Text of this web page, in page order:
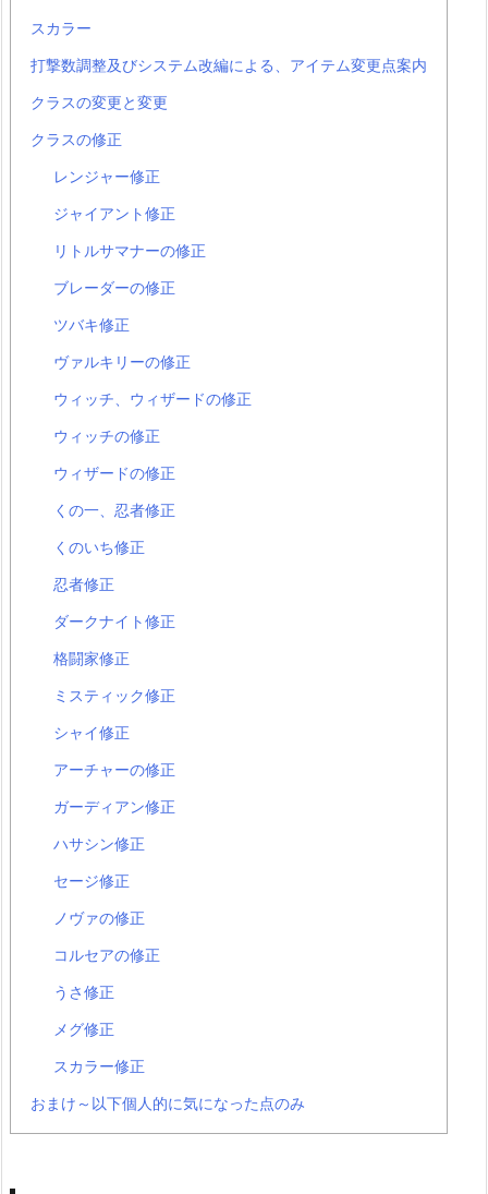
スカラー
打撃数調整及びシステム改編による、アイテム変更点案内
クラスの変更と変更
クラスの修正
レンジャー修正
ジャイアント修正
リトルサマナーの修正
ブレーダーの修正
ツバキ修正
ヴァルキリーの修正
ウィッチ、ウィザードの修正
ウィッチの修正
ウィザードの修正
くの一、忍者修正
くのいち修正
忍者修正
ダークナイト修正
格闘家修正
ミスティック修正
シャイ修正
アーチャーの修正
ガーディアン修正
ハサシン修正
セージ修正
ノヴァの修正
コルセアの修正
うさ修正
メグ修正
スカラー修正
おまけ～以下個人的に気になった点のみ